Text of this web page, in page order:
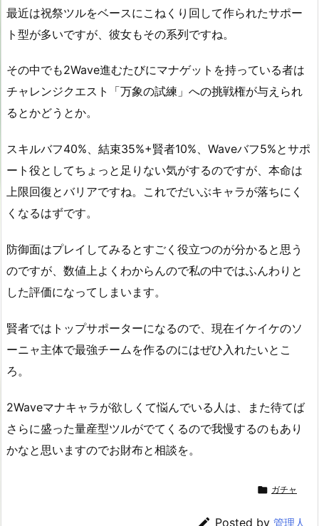
最近は祝祭ツルをベースにこねくり回して作られたサポー
ト型が多いですが、彼女もその系列ですね。
その中でも2Wave進むたびにマナゲットを持っている者は
チャレンジクエスト「万象の試練」への挑戦権が与えられ
るとかどうとか。
スキルバフ40%、結束35%+賢者10%、Waveバフ5%とサポ
ート役としてちょっと足りない気がするのですが、本命は
上限回復とバリアですね。これでだいぶキャラが落ちにく
くなるはずです。
防御面はプレイしてみるとすごく役立つのが分かると思う
のですが、数値上よくわからんので私の中ではふんわりと
した評価になってしまいます。
賢者ではトップサポーターになるので、現在イケイケのソ
ーニャ主体で最強チームを作るのにはぜひ入れたいとこ
ろ。
2Waveマナキャラが欲しくて悩んでいる人は、また待てば
さらに盛った量産型ツルがでてくるので我慢するのもあり
かなと思いますのでお財布と相談を。
 ガチャ
 Posted by 管理人